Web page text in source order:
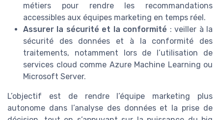
métiers pour rendre les recommandations
accessibles aux équipes marketing en temps réel.
Assurer la sécurité et la conformité : veiller à la
sécurité des données et à la conformité des
traitements, notamment lors de l’utilisation de
services cloud comme Azure Machine Learning ou
Microsoft Server.
L’objectif est de rendre l’équipe marketing plus
autonome dans l’analyse des données et la prise de